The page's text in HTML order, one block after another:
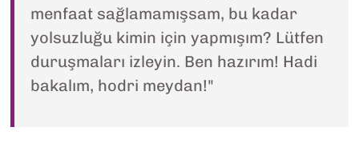
menfaat sağlamamışsam, bu kadar
yolsuzluğu kimin için yapmışım? Lütfen
duruşmaları izleyin. Ben hazırım! Hadi
bakalım, hodri meydan!"